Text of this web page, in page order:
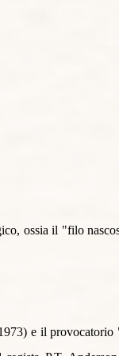
ossia il "filo
e il